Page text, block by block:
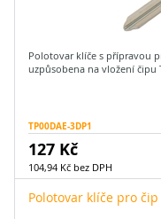
Polotovar klíče s přípravou
uzpůsobena na vložení čipu
TP00DAE-3DP1
127 Kč
104,94 Kč bez DPH
Polotovar klíče pro čip